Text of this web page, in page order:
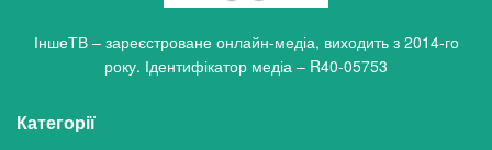
ІншеТВ – зареєстроване онлайн-медіа, виходить з 2014-го
року. Ідентифікатор медіа – R40-05753
Категорії